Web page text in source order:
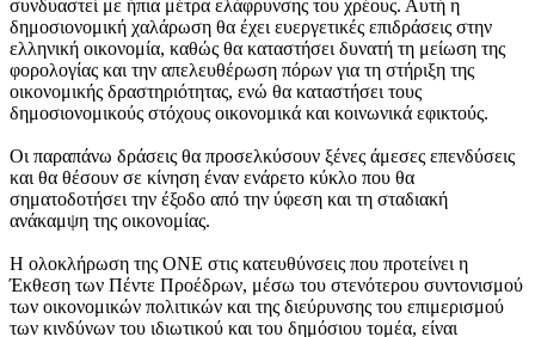
συνδυαστεί με ήπια μέτρα ελάφρυνσης του χρέους. Αυτή η
δημοσιονομική χαλάρωση θα έχει ευεργετικές επιδράσεις στην
ελληνική οικονομία, καθώς θα καταστήσει δυνατή τη μείωση της
φορολογίας και την απελευθέρωση πόρων για τη στήριξη της
οικονομικής δραστηριότητας, ενώ θα καταστήσει τους
δημοσιονομικούς στόχους οικονομικά και κοινωνικά εφικτούς.
Οι παραπάνω δράσεις θα προσελκύσουν ξένες άμεσες επενδύσεις
και θα θέσουν σε κίνηση έναν ενάρετο κύκλο που θα
σηματοδοτήσει την έξοδο από την ύφεση και τη σταδιακή
ανάκαμψη της οικονομίας.
Η ολοκλήρωση της ΟΝΕ στις κατευθύνσεις που προτείνει η
Έκθεση των Πέντε Προέδρων, μέσω του στενότερου συντονισμού
των οικονομικών πολιτικών και της διεύρυνσης του επιμερισμού
των κινδύνων του ιδιωτικού και του δημόσιου τομέα, είναι